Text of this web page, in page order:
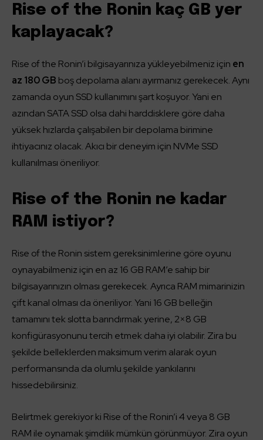
Rise of the Ronin kaç GB yer
kaplayacak?
Rise of the Ronin’i bilgisayarınıza yükleyebilmeniz için en
az 180 GB boş depolama alanı ayırmanız gerekecek. Aynı
zamanda oyun SSD kullanımını şart koşuyor. Yani en
azından SATA SSD olsa dahi harddisklere göre daha
yüksek hızlarda çalışabilen bir depolama birimine
ihtiyacınız olacak. Akıcı bir deneyim için NVMe SSD
kullanılması öneriliyor.
Rise of the Ronin ne kadar
RAM istiyor?
Rise of the Ronin sistem gereksinimlerine göre oyunu
oynayabilmeniz için en az 16 GB RAM’e sahip bir
bilgisayarınızın olması gerekecek. Ayrıca RAM mimarinizin
çift kanal olması da öneriliyor. Yani 16 GB belleğin
tamamını tek slotta barındırmak yerine, 2×8 GB
konfigürasyonunu tercih etmek daha iyi olabilir. Zira bu
şekilde belleklerden maksimum verim alarak oyun
performansında da olumlu şekilde yankılarını
hissedebilirsiniz.
Belirtmek gerekiyor ki Rise of the Ronin’i 4 veya 8 GB
RAM ile oynamak şimdilik mümkün görünmüyor. Zira oyun